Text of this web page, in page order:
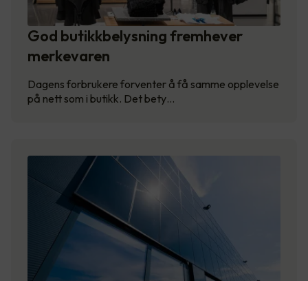
God butikkbelysning fremhever
merkevaren
Dagens forbrukere forventer å få samme opplevelse
på nett som i butikk. Det bety…